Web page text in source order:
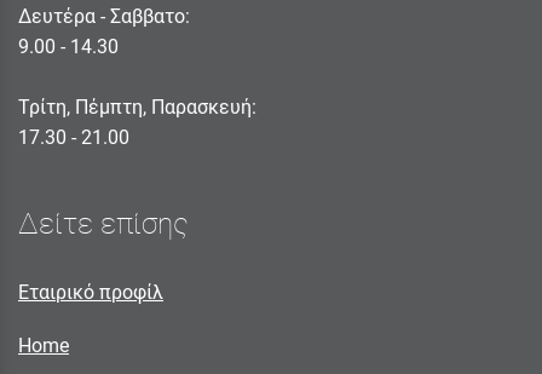
Δευτέρα - Σαββατο:
9.00 - 14.30
Τρίτη, Πέμπτη, Παρασκευή:
17.30 - 21.00
Δείτε επίσης
Εταιρικό προφίλ
Home